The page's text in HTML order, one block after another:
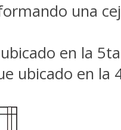
una
en la
ubicado en